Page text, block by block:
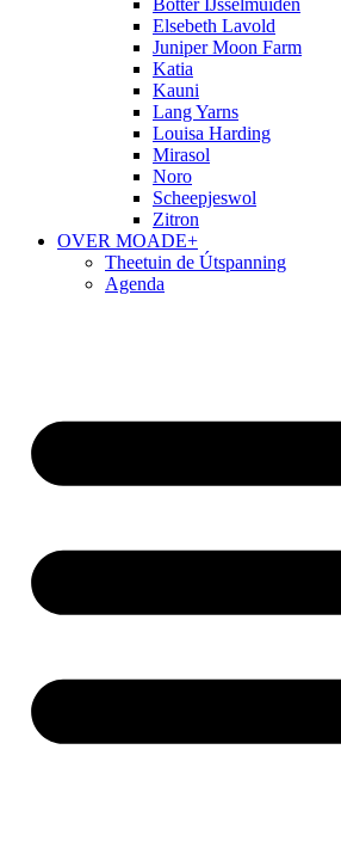
Botter IJsselmuiden
Elsebeth Lavold
Juniper Moon Farm
Katia
Kauni
Lang Yarns
Louisa Harding
Mirasol
Noro
Scheepjeswol
Zitron
OVER MOADE+
Theetuin de Útspanning
Agenda